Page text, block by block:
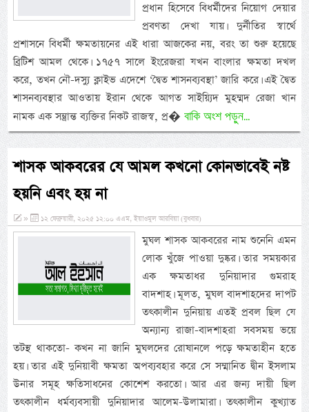
প্রধান হিসেবে বিধর্মীদের নিয়োগ দেয়ার
প্রবণতা দেখা যায়। দুর্নীতির স্বার্থে
প্রশাসনে বিধর্মী ক্ষমতায়নের এই ধারা আজকের নয়, বরং তা শুরু হয়েছে
ব্রিটিশ আমল থেকে। ১৭৫৭ সালে ইংরেজরা যখন বাংলার ক্ষমতা দখল
করে, তখন নৌ-দস্যু ক্লাইভ এদেশে ‘দ্বৈত শাসনব্যবস্থা’ জারি করে। এই দ্বৈত
শাসনব্যবস্থার আওতায় ইরান থেকে আগত সাইয়্যিদ মুহম্মদ রেজা খান
নামক এক সম্ভ্রান্ত ব্যক্তির নিকট রাজস্ব, প্র�বাকি অংশ পড়ুন...
শাসক আকবরের যে আমল কখনো কোনভাবেই নষ্ট
হয়নি এবং হয় না
» ১২ ফেব্রুয়ারী, ২০২৫ ১২:০০ এএম, ইয়াওমুল আরবিয়া (বুধবার)
মুঘল শাসক আকবরের নাম শুনেনি এমন
লোক খুঁজে পাওয়া দুষ্কর। তার সময়কার
এক ক্ষমতাধর দুনিয়াদার গুমরাহ
বাদশাহ। মূলত, মুঘল বাদশাহদের দাপট
তৎকালীন দুনিয়ায় এতই প্রবল ছিল যে
অন্যান্য রাজা-বাদশাহরা সবসময় ভয়ে
তটস্থ থাকতো- কখন না জানি মুঘলদের রোষানলে পড়ে ক্ষমতাহীন হতে
হয়। তার এই দুনিয়াবী ক্ষমতা অপব্যবহার করে সে সম্মানিত দ্বীন ইসলাম
উনার সমূহ ক্ষতিসাধনের কোশেশ করতো। আর এর জন্য দায়ী ছিল
তৎকালীন ধর্মব্যবসায়ী দুনিয়াদার আলেম-উলামারা। তৎকালীন কুখ্যাত